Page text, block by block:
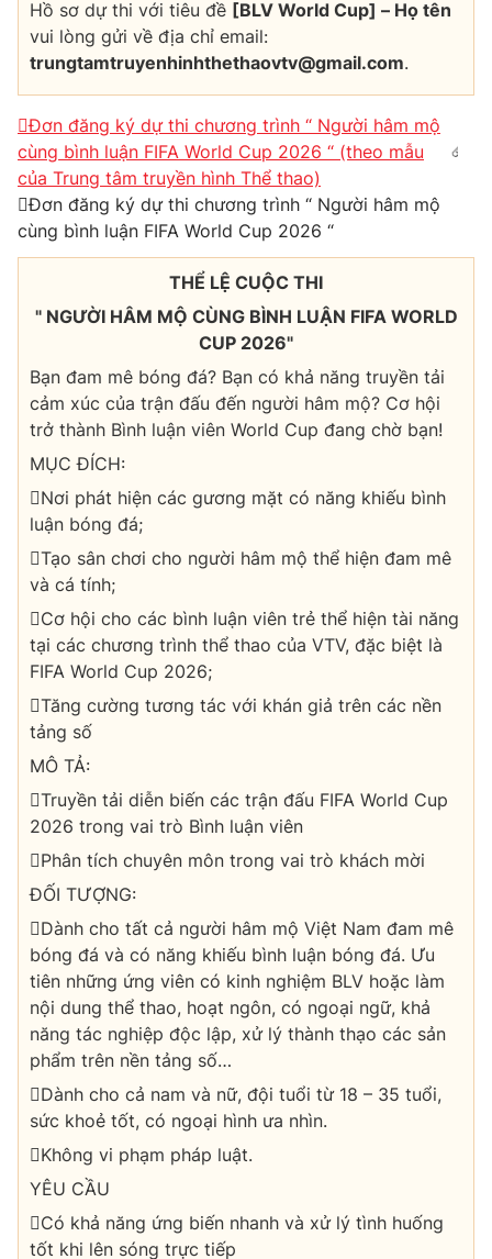
Hồ sơ dự thi với tiêu đề [BLV World Cup] – Họ tên
vui lòng gửi về địa chỉ email:
trungtamtruyenhinhthethaovtv@gmail.com.
Đơn đăng ký dự thi chương trình “ Người hâm mộ
cùng bình luận FIFA World Cup 2026 “ (theo mẫu
của Trung tâm truyền hình Thể thao)
Đơn đăng ký dự thi chương trình “ Người hâm mộ
cùng bình luận FIFA World Cup 2026 “
THỂ LỆ CUỘC THI
" NGƯỜI HÂM MỘ CÙNG BÌNH LUẬN FIFA WORLD
CUP 2026"
Bạn đam mê bóng đá? Bạn có khả năng truyền tải
cảm xúc của trận đấu đến người hâm mộ? Cơ hội
trở thành Bình luận viên World Cup đang chờ bạn!
MỤC ĐÍCH:
Nơi phát hiện các gương mặt có năng khiếu bình
luận bóng đá;
Tạo sân chơi cho người hâm mộ thể hiện đam mê
và cá tính;
Cơ hội cho các bình luận viên trẻ thể hiện tài năng
tại các chương trình thể thao của VTV, đặc biệt là
FIFA World Cup 2026;
Tăng cường tương tác với khán giả trên các nền
tảng số
MÔ TẢ:
Truyền tải diễn biến các trận đấu FIFA World Cup
2026 trong vai trò Bình luận viên
Phân tích chuyên môn trong vai trò khách mời
ĐỐI TƯỢNG:
Dành cho tất cả người hâm mộ Việt Nam đam mê
bóng đá và có năng khiếu bình luận bóng đá. Ưu
tiên những ứng viên có kinh nghiệm BLV hoặc làm
nội dung thể thao, hoạt ngôn, có ngoại ngữ, khả
năng tác nghiệp độc lập, xử lý thành thạo các sản
phẩm trên nền tảng số…
Dành cho cả nam và nữ, đội tuổi từ 18 – 35 tuổi,
sức khoẻ tốt, có ngoại hình ưa nhìn.
Không vi phạm pháp luật.
YÊU CẦU
Có khả năng ứng biến nhanh và xử lý tình huống
tốt khi lên sóng trực tiếp